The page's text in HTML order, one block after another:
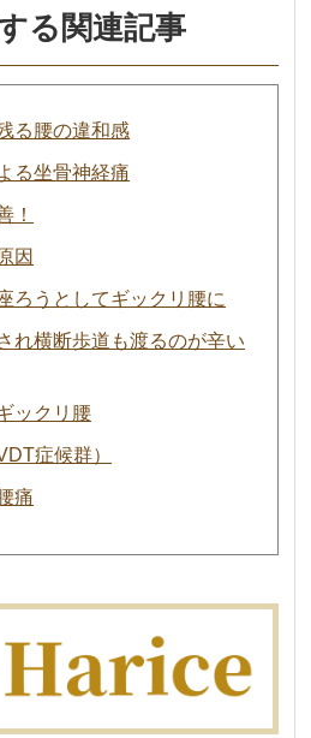
る関連記事
る腰の違和感
る坐骨神経痛
！
因
ろうとしてギックリ腰に
れ横断歩道も渡るのが辛い
ックリ腰
症候群）
痛